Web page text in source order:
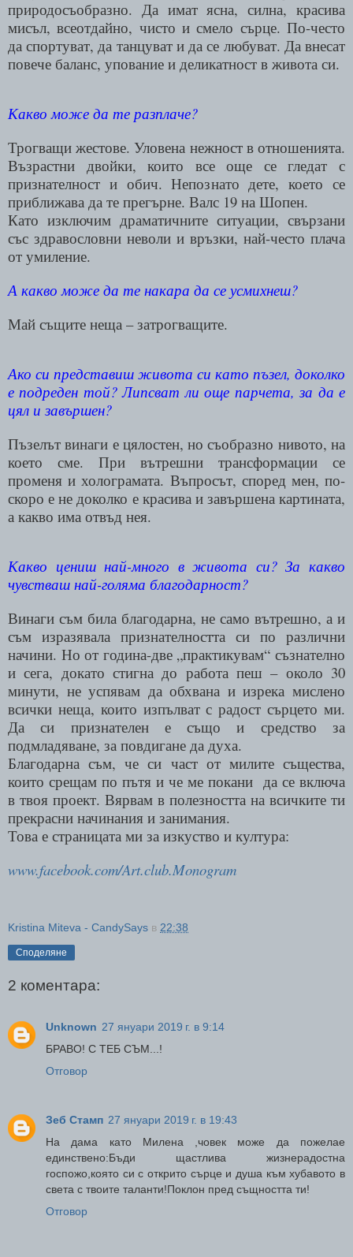
природосъобразно. Да имат ясна, силна, красива
мисъл, всеотдайно, чисто и смело сърце. По-често
да спортуват, да танцуват и да се любуват. Да внесат
повече баланс, упование и деликатност в живота си.
Какво може да те разплаче?
Трогващи жестове. Уловена нежност в отношенията.
Възрастни двойки, които все още се гледат с
признателност и обич. Непознато дете, което се
приближава да те прегърне. Валс 19 на Шопен.
Като изключим драматичните ситуации, свързани
със здравословни неволи и връзки, най-често плача
от умиление.
А какво може да те накара да се усмихнеш?
Май същите неща – затрогващите.
Ако си представиш живота си като пъзел, доколко
е подреден той? Липсват ли още парчета, за да е
цял и завършен?
Пъзелът винаги е цялостен, но съобразно нивото, на
което сме. При вътрешни трансформации се
променя и холограмата. Въпросът, според мен, по-
скоро е не доколко е красива и завършена картината,
а какво има отвъд нея.
Какво цениш най-много в живота си? За какво
чувстваш най-голяма благодарност?
Винаги съм била благодарна, не само вътрешно, а и
съм изразявала признателността си по различни
начини. Но от година-две „практикувам“ съзнателно
и сега, докато стигна до работа пеш – около 30
минути, не успявам да обхвана и изрека мислено
всички неща, които изпълват с радост сърцето ми.
Да си признателен е също и средство за
подмладяване, за повдигане да духа.
Благодарна съм, че си част от милите същества,
които срещам по пътя и че ме покани да се включа
в твоя проект. Вярвам в полезността на всичките ти
прекрасни начинания и занимания.
Това е страницата ми за изкуство и култура:
www.facebook.com/Art.club.Monogram
Kristina Miteva - CandySays в 22:38
Споделяне
2 коментара:
Unknown 27 януари 2019 г. в 9:14
БРАВО! С ТЕБ СЪМ...!
Отговор
Зеб Стамп 27 януари 2019 г. в 19:43
На дама като Милена ,човек може да пожелае
единствено:Бъди щастлива жизнерадостна
госпожо,която си с открито сърце и душа към хубавото в
света с твоите таланти!Поклон пред същността ти!
Отговор